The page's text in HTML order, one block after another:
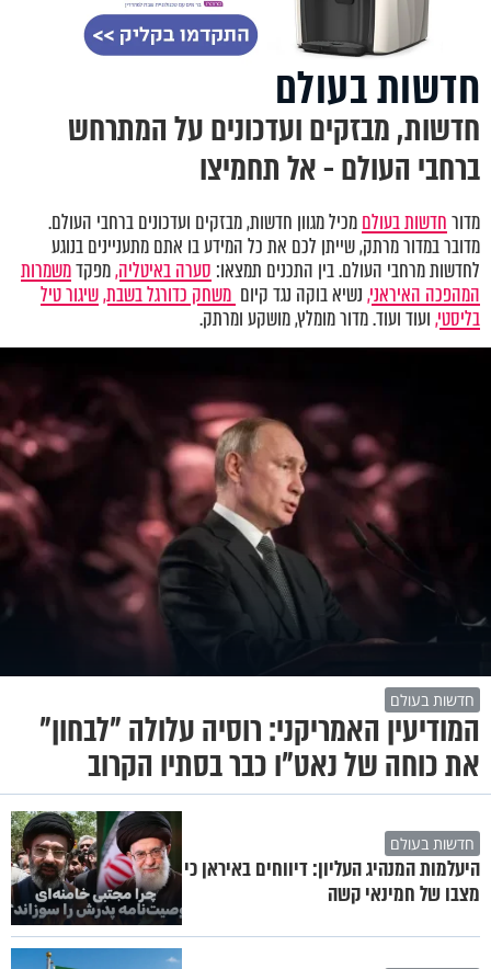
חדשות בעולם
חדשות, מבזקים ועדכונים על המתרחש
ברחבי העולם - אל תחמיצו
מדורחדשות בעולםמכיל מגוון חדשות, מבזקים ועדכונים ברחבי העולם.
מדובר במדור מרתק, שייתן לכם את כל המידע בו אתם מתעניינים בנוגע
לחדשות מרחבי העולם. בין התכנים תמצאו: סערה באיטליה,מפקדמשמרות
המהפכה האיראני,נשיא בוקה נגד קיום משחק כדורגל בשבת,שיגור טיל
בליסטי,ועוד ועוד. מדור מומלץ, מושקע ומרתק.
חדשות בעולם
המודיעין האמריקני: רוסיה עלולה "לבחון"
את כוחה של נאט"ו כבר בסתיו הקרוב
חדשות בעולם
היעלמות המנהיג העליון: דיווחים באיראן כי
מצבו של חמינאי קשה